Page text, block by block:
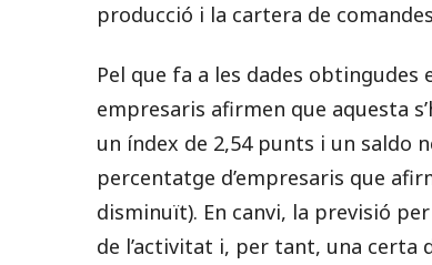
producció i la cartera de
Pel que fa a les dades
empresaris afirmen que aquesta
un índex de 2,54 punts i un saldo
percentatge d’empresaris que
disminuït). En canvi, la previsió
de l’activitat i, per tant, una certa